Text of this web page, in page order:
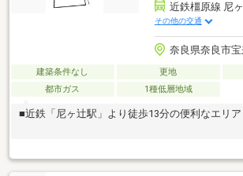
近鉄橿原線 尼
その他の交通
奈良県奈良市宝
建築条件なし 更地
都市ガス
1種低層地域
■近鉄「尼ヶ辻駅」より徒歩13分の便利なエリア